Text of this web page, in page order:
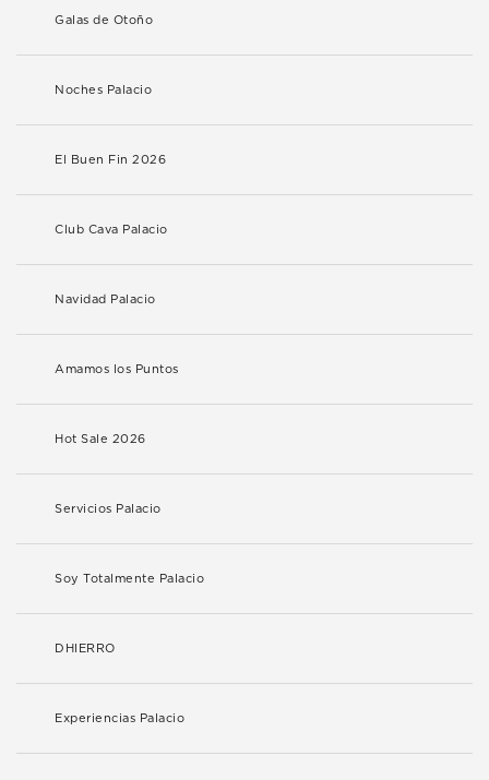
Galas de Otoño
Noches Palacio
El Buen Fin 2026
Club Cava Palacio
Navidad Palacio
Amamos los Puntos
Hot Sale 2026
Servicios Palacio
Soy Totalmente Palacio
DHIERRO
Experiencias Palacio